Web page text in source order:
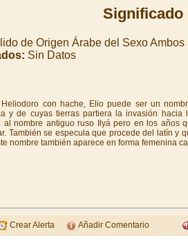
Significado
de Origen Árabe del Sexo Ambos
Sin Datos
con hache, Elio puede ser un
y de cuyas tierras partiera la invasión hacia
al nombre antiguo ruso Ilyá pero en los años
También se especula que procede del latín y
nombre también aparece en forma femenina
Crear Alerta Añadir Comentario